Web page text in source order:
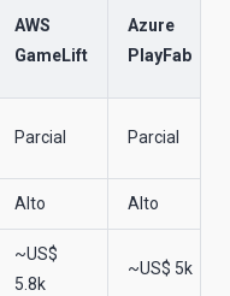
AWS
GameLift
Azure
PlayFab
Parcial Parcial
Alto Alto
~US$
5.8k
~US$ 5k